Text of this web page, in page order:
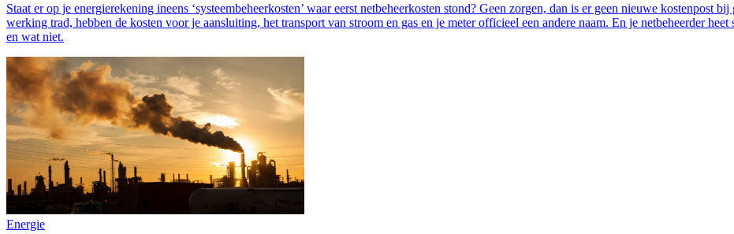
Staat er op je energierekening ineens ‘systeembeheerkosten’ waar eerst netbeheerkosten stond? Geen zorgen, dan is er geen nieuwe kostenpost
werking trad, hebben de kosten voor je aansluiting, het transport van stroom en gas en je meter officieel een andere naam. En je netbeheerder
en wat niet.
Energie